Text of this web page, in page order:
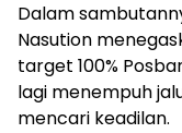
Dalam
Nasution
target 100%
lagi menempuh
mencari keadilan.